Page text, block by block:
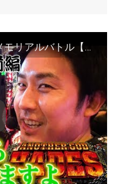
【さよならハーデス】最後のメモリアルバトル【まりも道】第171話 アナザーゴッドハーデス‐奪われたZEUSver.‐ 前編